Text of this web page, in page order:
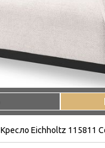
Кресло Eichholtz 115811